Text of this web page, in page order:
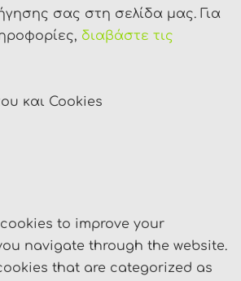
σας στη σελίδα μας. Για
διαβάστε τις
και Cookies
to improve your
navigate through the website.
that are categorized as